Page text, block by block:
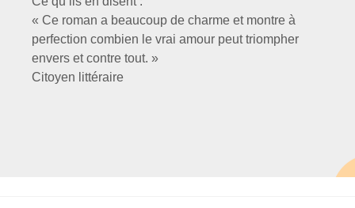
« Ce roman a beaucoup de charme et montre à
perfection combien le vrai amour peut triompher
envers et contre tout. »
Citoyen littéraire